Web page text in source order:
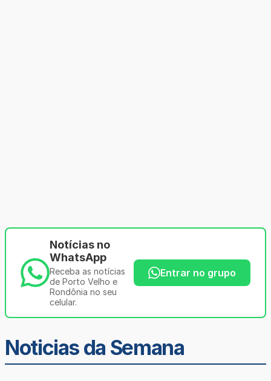
Notícias no
WhatsApp
Receba as notícias
de Porto Velho e
Rondônia no seu
celular.
Entrar no grupo
Noticias da Semana